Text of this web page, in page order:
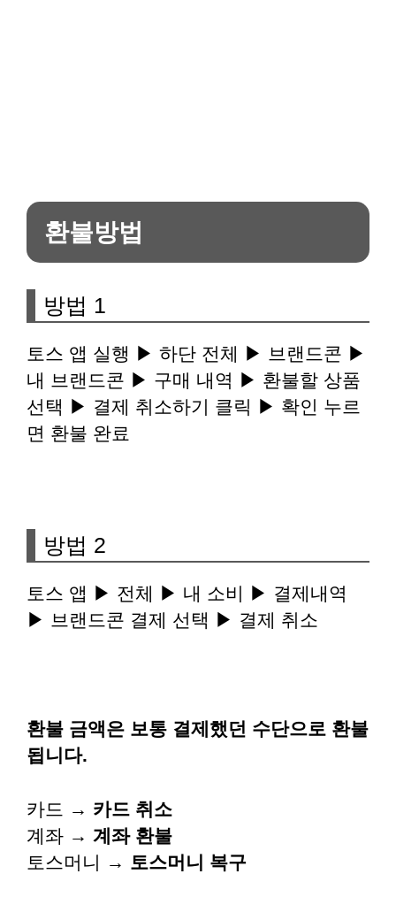
환불방법
방법 1
토스 앱 실행 ▶ 하단 전체 ▶ 브랜드콘 ▶
내 브랜드콘 ▶ 구매 내역 ▶ 환불할 상품
선택 ▶ 결제 취소하기 클릭 ▶ 확인 누르
면 환불 완료
방법 2
토스 앱 ▶ 전체 ▶ 내 소비 ▶ 결제내역
▶ 브랜드콘 결제 선택 ▶ 결제 취소
환불 금액은 보통 결제했던 수단으로 환불
됩니다.
카드 → 카드 취소
계좌 → 계좌 환불
토스머니 → 토스머니 복구